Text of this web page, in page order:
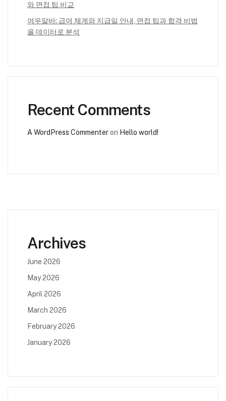
와 면접 팁 비교
여우알바: 급여 체계와 지급일 안내, 면접 팁과 합격 비법
을 데이터로 분석
Recent Comments
A WordPress Commenteron Hello world!
Archives
June 2026
May 2026
April 2026
March 2026
February 2026
January 2026